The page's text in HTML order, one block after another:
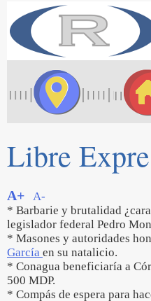
Libre
A+
A-
* Barbarie y brutalidad
legislador federal Pedro
* Masones y autoridades
García en su natalicio.
* Conagua beneficiaría a
500 MDP.
* Compás de espera para